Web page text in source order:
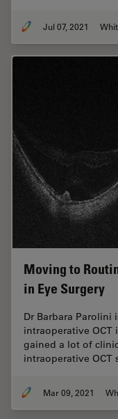
Jul 07, 2021
Moving to
in Eye Surgery
Dr Barbara
intraoperative OCT
gained a lot of
intraoperative
Mar 09, 2021